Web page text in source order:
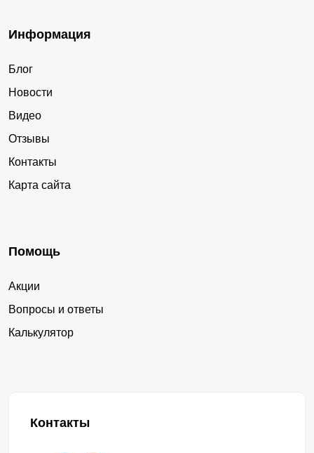
Информация
Блог
Новости
Видео
Отзывы
Контакты
Карта сайта
Помощь
Акции
Вопросы и ответы
Калькулятор
Контакты